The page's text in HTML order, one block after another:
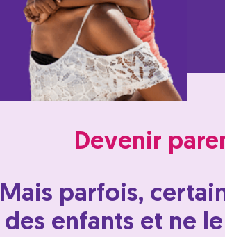
Devenir
Mais parfois,
des enfants et ne